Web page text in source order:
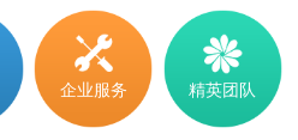
企业服务 精英团队